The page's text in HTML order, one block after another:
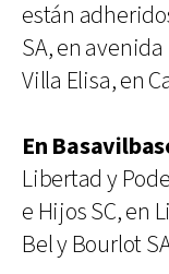
están
SA, en
Villa Elisa, en
En
Libertad y
e Hijos SC, en
Bel y Bourlot